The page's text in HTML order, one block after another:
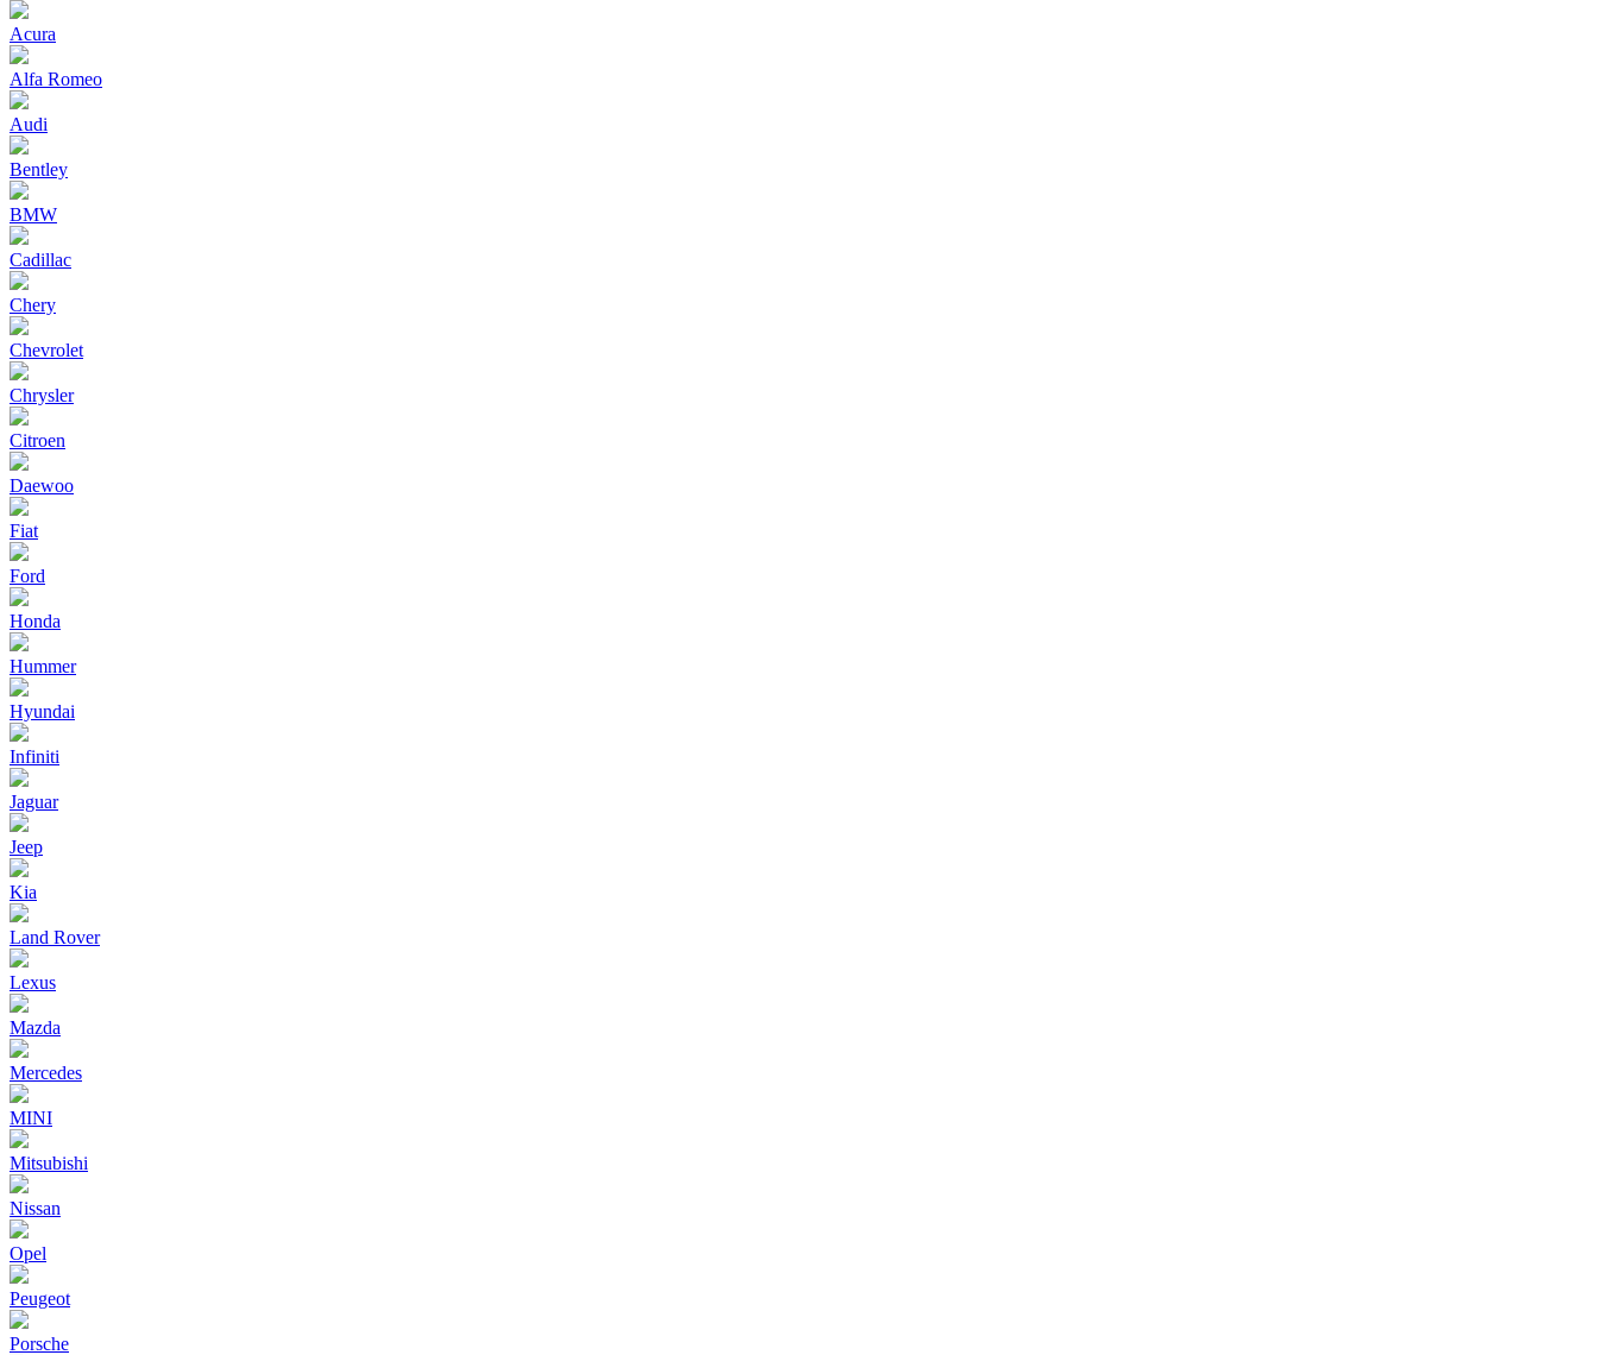
Acura
Alfa Romeo
Audi
Bentley
BMW
Cadillac
Chery
Chevrolet
Chrysler
Citroen
Daewoo
Fiat
Ford
Honda
Hummer
Hyundai
Infiniti
Jaguar
Jeep
Kia
Land Rover
Lexus
Mazda
Mercedes
MINI
Mitsubishi
Nissan
Opel
Peugeot
Porsche